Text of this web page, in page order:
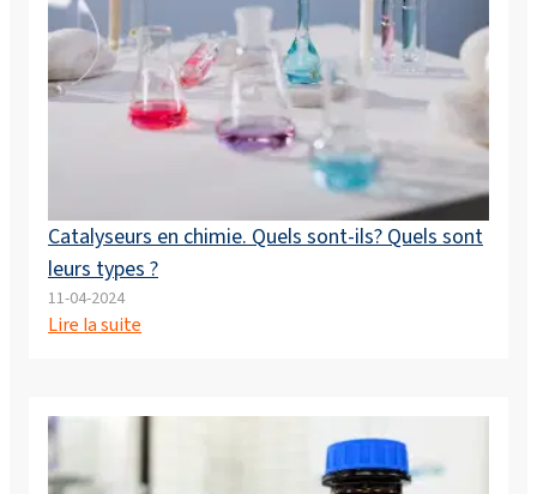
Catalyseurs en chimie. Quels sont-ils? Quels sont
leurs types ?
11-04-2024
Lire la suite